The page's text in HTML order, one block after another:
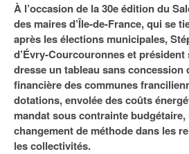
Services urbains
Attractivité
Innovation
Transport
Marchés publics
77
78
91
92
93
Nominations
Portraits
Agenda
Les Assises du Grand Paris
Éditions précédentes
Le podcast
Ecouter les épisodes
Lire les résumés
À l’occasion de la 30e édition du
des maires d’Île-de-France, qui se
après les élections municipales,
d’Évry-Courcouronnes et président
dresse un tableau sans concession
financière des communes
dotations, envolée des coûts
mandat sous contrainte budgétaire,
changement de méthode dans les
les collectivités.